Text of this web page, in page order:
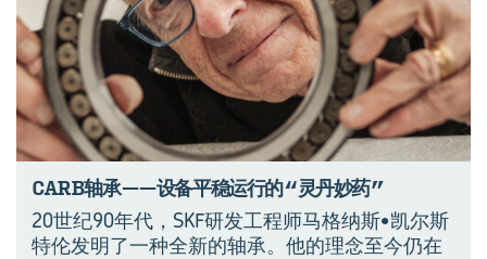
CARB轴承——设备平稳运行的“灵丹妙药”
20世纪90年代，SKF研发工程师马格纳斯•凯尔斯
特伦发明了一种全新的轴承。他的理念至今仍在